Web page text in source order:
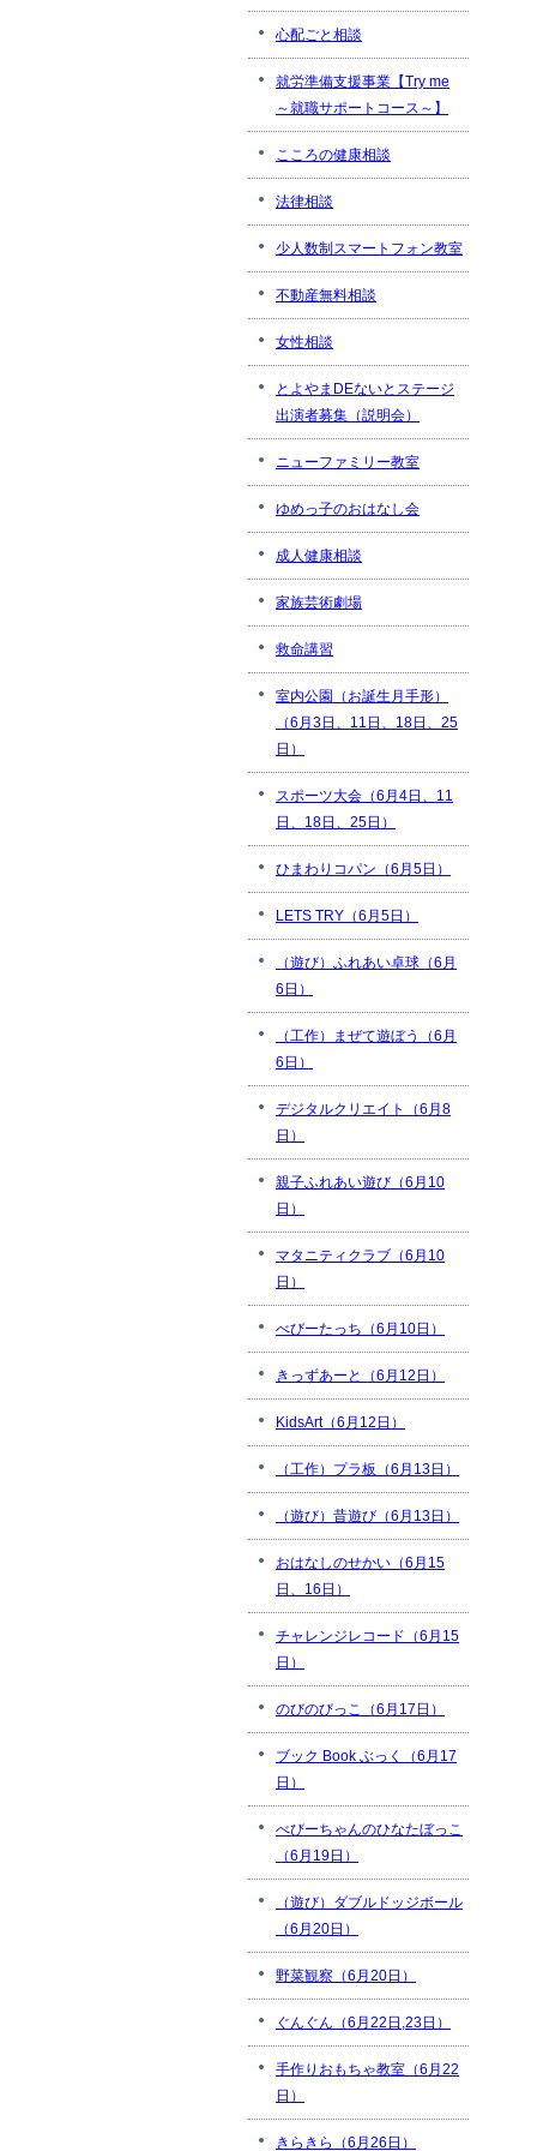
心配ごと相談
就労準備支援事業【Try me
～就職サポートコース～】
こころの健康相談
法律相談
少人数制スマートフォン教室
不動産無料相談
女性相談
とよやまDEないとステージ
出演者募集（説明会）
ニューファミリー教室
ゆめっ子のおはなし会
成人健康相談
家族芸術劇場
救命講習
室内公園（お誕生月手形）
（6月3日、11日、18日、25
日）
スポーツ大会（6月4日、11
日、18日、25日）
ひまわりコパン（6月5日）
LETS TRY（6月5日）
（遊び）ふれあい卓球（6月
6日）
（工作）まぜて遊ぼう（6月
6日）
デジタルクリエイト（6月8
日）
親子ふれあい遊び（6月10
日）
マタニティクラブ（6月10
日）
べびーたっち（6月10日）
きっずあーと（6月12日）
KidsArt（6月12日）
（工作）プラ板（6月13日）
（遊び）昔遊び（6月13日）
おはなしのせかい（6月15
日、16日）
チャレンジレコード（6月15
日）
のびのびっこ（6月17日）
ブック Book ぶっく（6月17
日）
べびーちゃんのひなたぼっこ
（6月19日）
（遊び）ダブルドッジボール
（6月20日）
野菜観察（6月20日）
ぐんぐん（6月22日,23日）
手作りおもちゃ教室（6月22
日）
きらきら（6月26日）